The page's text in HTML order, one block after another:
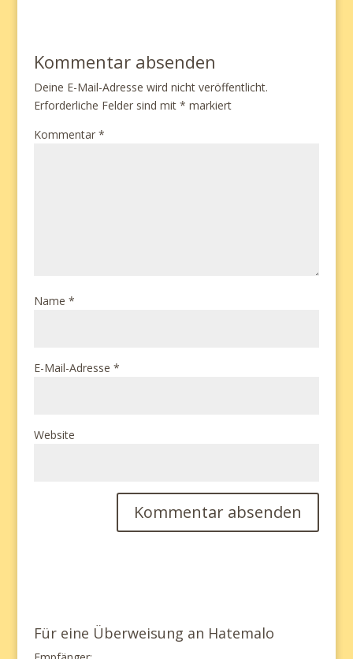
Kommentar absenden
Deine E-Mail-Adresse wird nicht veröffentlicht.
Erforderliche Felder sind mit * markiert
Kommentar *
Name *
E-Mail-Adresse *
Website
Für eine Überweisung an Hatemalo